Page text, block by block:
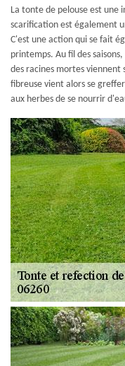
La tonte de pelouse est
scarification est également
C'est une action qui se fait
printemps. Au fil des
des racines mortes viennent
fibreuse vient alors se
aux herbes de se nourrir